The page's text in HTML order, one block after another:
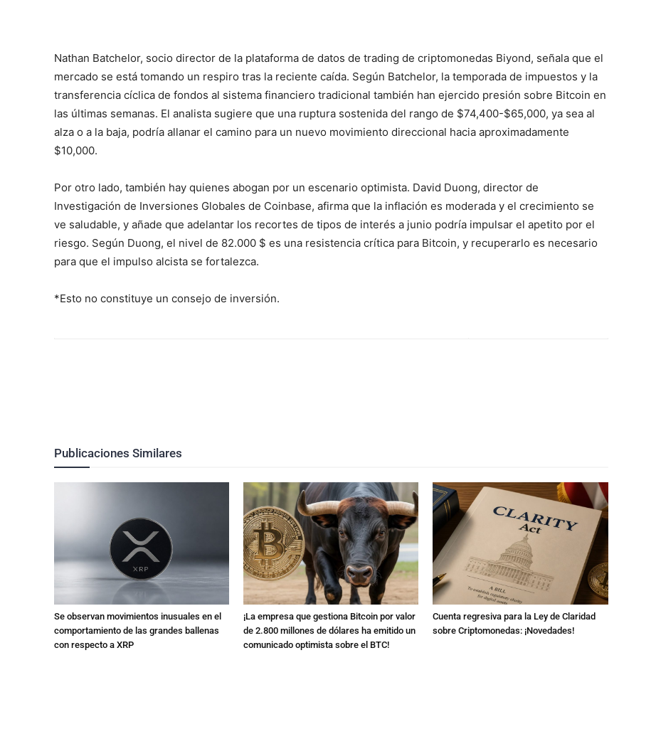
Nathan Batchelor, socio director de la plataforma de datos de trading de criptomonedas Biyond, señala que el
mercado se está tomando un respiro tras la reciente caída. Según Batchelor, la temporada de impuestos y la
transferencia cíclica de fondos al sistema financiero tradicional también han ejercido presión sobre Bitcoin en
las últimas semanas. El analista sugiere que una ruptura sostenida del rango de $74,400-$65,000, ya sea al
alza o a la baja, podría allanar el camino para un nuevo movimiento direccional hacia aproximadamente
$10,000.
Por otro lado, también hay quienes abogan por un escenario optimista. David Duong, director de
Investigación de Inversiones Globales de Coinbase, afirma que la inflación es moderada y el crecimiento se
ve saludable, y añade que adelantar los recortes de tipos de interés a junio podría impulsar el apetito por el
riesgo. Según Duong, el nivel de 82.000 $ es una resistencia crítica para Bitcoin, y recuperarlo es necesario
para que el impulso alcista se fortalezca.
*Esto no constituye un consejo de inversión.
Publicaciones Similares
Se observan movimientos inusuales en el
comportamiento de las grandes ballenas
con respecto a XRP
¡La empresa que gestiona Bitcoin por valor
de 2.800 millones de dólares ha emitido un
comunicado optimista sobre el BTC!
Cuenta regresiva para la Ley de Claridad
sobre Criptomonedas: ¡Novedades!